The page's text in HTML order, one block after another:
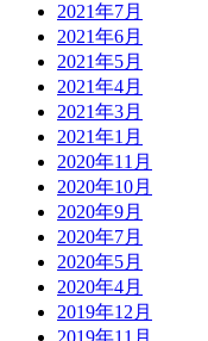
2021年7月
2021年6月
2021年5月
2021年4月
2021年3月
2021年1月
2020年11月
2020年10月
2020年9月
2020年7月
2020年5月
2020年4月
2019年12月